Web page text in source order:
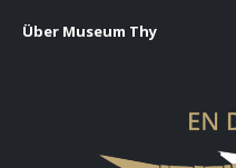
Über Museum Thy